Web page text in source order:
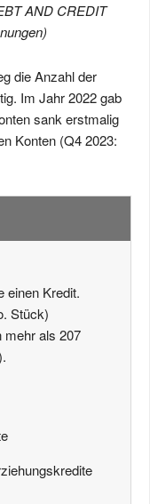
AND CREDIT
die Anzahl der
Im Jahr 2022 gab
sank erstmalig
Konten (Q4 2023:
einen Kredit.
Stück)
mehr als 207